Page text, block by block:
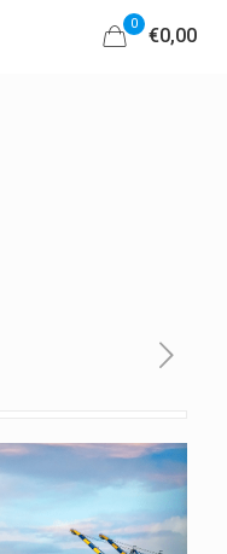
0
€0,00